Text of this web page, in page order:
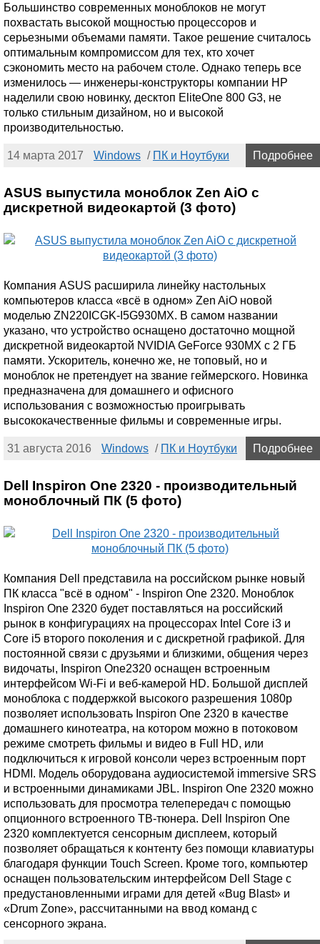
Большинство современных моноблоков не могут
похвастать высокой мощностью процессоров и
серьезными объемами памяти. Такое решение считалось
оптимальным компромиссом для тех, кто хочет
сэкономить место на рабочем столе. Однако теперь все
изменилось — инженеры-конструкторы компании HP
наделили свою новинку, десктоп EliteOne 800 G3, не
только стильным дизайном, но и высокой
производительностью.
14 марта 2017 Windows / ПК и Ноутбуки Подробнее
ASUS выпустила моноблок Zen AiO с
дискретной видеокартой (3 фото)
Компания ASUS расширила линейку настольных
компьютеров класса «всё в одном» Zen AiO новой
моделью ZN220ICGK-I5G930MX. В самом названии
указано, что устройство оснащено достаточно мощной
дискретной видеокартой NVIDIA GeForce 930MX с 2 ГБ
памяти. Ускоритель, конечно же, не топовый, но и
моноблок не претендует на звание геймерского. Новинка
предназначена для домашнего и офисного
использования с возможностью проигрывать
высококачественные фильмы и современные игры.
31 августа 2016 Windows / ПК и Ноутбуки Подробнее
Dell Inspiron One 2320 - производительный
моноблочный ПК (5 фото)
Компания Dell представила на российском рынке новый
ПК класса "всё в одном" - Inspiron One 2320. Моноблок
Inspiron One 2320 будет поставляться на российский
рынок в конфигурациях на процессорах Intel Core i3 и
Core i5 второго поколения и с дискретной графикой. Для
постоянной связи с друзьями и близкими, общения через
видочаты, Inspiron One2320 оснащен встроенным
интерфейсом Wi-Fi и веб-камерой HD. Большой дисплей
моноблока с поддержкой высокого разрешения 1080p
позволяет использовать Inspiron One 2320 в качестве
домашнего кинотеатра, на котором можно в потоковом
режиме смотреть фильмы и видео в Full HD, или
подключиться к игровой консоли через встроенным порт
HDMI. Модель оборудована аудиосистемой immersive SRS
и встроенными динамиками JBL. Inspiron One 2320 можно
использовать для просмотра телепередач с помощью
опционного встроенного ТВ-тюнера. Dell Inspiron One
2320 комплектуется сенсорным дисплеем, который
позволяет обращаться к контенту без помощи клавиатуры
благодаря функции Touch Screen. Кроме того, компьютер
оснащен пользовательским интерфейсом Dell Stage с
предустановленными играми для детей «Bug Blast» и
«Drum Zone», рассчитанными на ввод команд с
сенсорного экрана.